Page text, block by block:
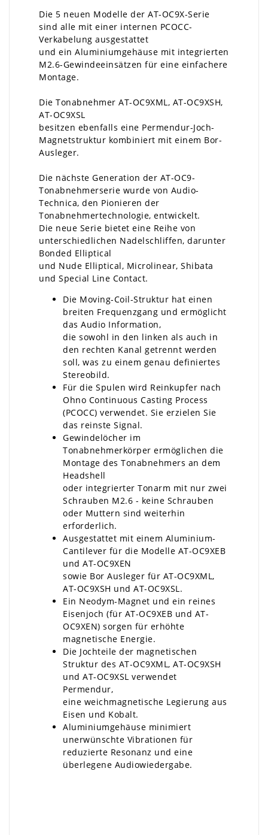
Die 5 neuen Modelle der AT-OC9X-Serie
sind alle mit einer internen PCOCC-
Verkabelung ausgestattet
und ein Aluminiumgehäuse mit integrierten
M2.6-Gewindeeinsätzen für eine einfachere
Montage.
Die Tonabnehmer AT-OC9XML, AT-OC9XSH,
AT-OC9XSL
besitzen ebenfalls eine Permendur-Joch-
Magnetstruktur kombiniert mit einem Bor-
Ausleger.
Die nächste Generation der AT-OC9-
Tonabnehmerserie wurde von Audio-
Technica, den Pionieren der
Tonabnehmertechnologie, entwickelt.
Die neue Serie bietet eine Reihe von
unterschiedlichen Nadelschliffen, darunter
Bonded Elliptical
und Nude Elliptical, Microlinear, Shibata
und Special Line Contact.
Die Moving-Coil-Struktur hat einen
breiten Frequenzgang und ermöglicht
das Audio Information,
die sowohl in den linken als auch in
den rechten Kanal getrennt werden
soll, was zu einem genau definiertes
Stereobild.
Für die Spulen wird Reinkupfer nach
Ohno Continuous Casting Process
(PCOCC) verwendet. Sie erzielen Sie
das reinste Signal.
Gewindelöcher im
Tonabnehmerkörper ermöglichen die
Montage des Tonabnehmers an dem
Headshell
oder integrierter Tonarm mit nur zwei
Schrauben M2.6 - keine Schrauben
oder Muttern sind weiterhin
erforderlich.
Ausgestattet mit einem Aluminium-
Cantilever für die Modelle AT-OC9XEB
und AT-OC9XEN
sowie Bor Ausleger für AT-OC9XML,
AT-OC9XSH und AT-OC9XSL.
Ein Neodym-Magnet und ein reines
Eisenjoch (für AT-OC9XEB und AT-
OC9XEN) sorgen für erhöhte
magnetische Energie.
Die Jochteile der magnetischen
Struktur des AT-OC9XML, AT-OC9XSH
und AT-OC9XSL verwendet
Permendur,
eine weichmagnetische Legierung aus
Eisen und Kobalt.
Aluminiumgehäuse minimiert
unerwünschte Vibrationen für
reduzierte Resonanz und eine
überlegene Audiowiedergabe.